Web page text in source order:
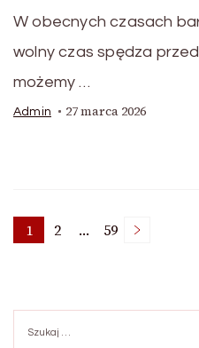
W obecnych czasach
wolny czas spędza
możemy …
Admin 27 marca 2026
Nawigacja
po
Page
1 Page
2 … Page
59